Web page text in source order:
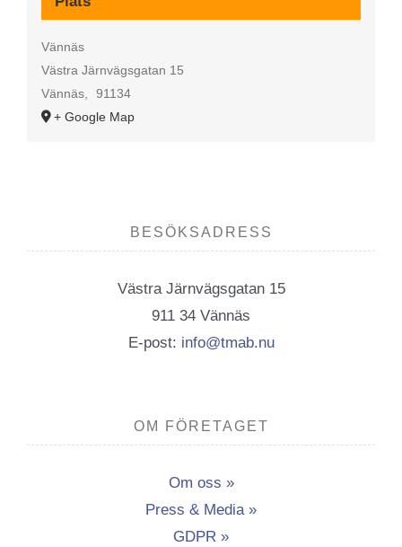
Vännäs
Västra Järnvägsgatan 15
Vännäs,
91134
+ Google Map
BESÖKSADRESS
Västra Järnvägsgatan 15
911 34 Vännäs
E-post: info@tmab.nu
OM FÖRETAGET
Om oss »
Press & Media »
GDPR »